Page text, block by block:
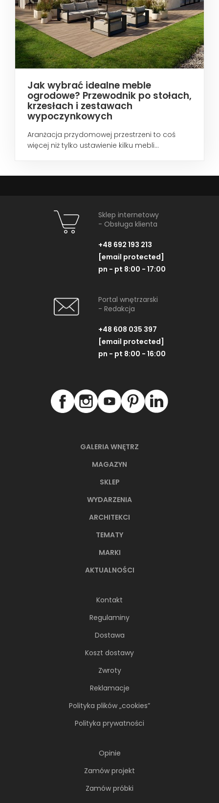
Jak wybrać idealne meble
ogrodowe? Przewodnik po stołach,
krzesłach i zestawach
wypoczynkowych
Aranżacja przydomowej przestrzeni to coś
więcej niż tylko ustawienie kilku mebli...
GALERIA WNĘTRZ
MAGAZYN
SKLEP
WYDARZENIA
ARCHITEKCI
TEMATY
MARKI
AKTUALNOŚCI
Kontakt
Regulaminy
Dostawa
Koszt dostawy
Zwroty
Reklamacje
Polityka plików „cookies”
Polityka prywatności
Opinie
Zamów projekt
Zamów próbki
Sklep internetowy
- Obsługa klienta
+48 692 193 213
[email protected]
pn - pt 8:00 - 17:00
Portal wnętrzarski
- Redakcja
+48 608 035 397
[email protected]
pn - pt 8:00 - 16:00